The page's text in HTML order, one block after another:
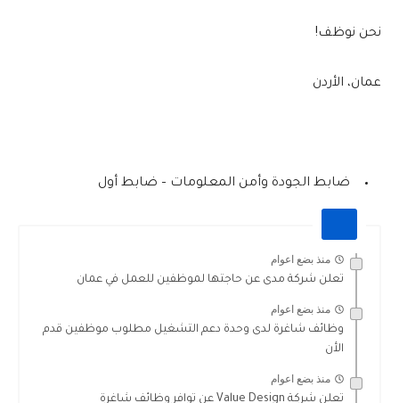
نحن نوظف!
عمان، الأردن
ضابط الجودة وأمن المعلومات – ضابط أول
منذ بضع اعوام
تعلن شركة مدى عن حاجتها لموظفين للعمل في عمان
منذ بضع اعوام
وظائف شاغرة لدى وحدة دعم التشغيل مطلوب موظفين قدم
الأن
منذ بضع اعوام
تعلن شركة Value Design عن توافر وظائف شاغرة